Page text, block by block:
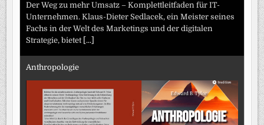
Der Weg zu mehr Umsatz – Komplettleitfaden für IT-
Unternehmen. Klaus-Dieter Sedlacek, ein Meister seines
Fachs in der Welt des Marketings und der digitalen
Strategie, bietet [...]
Anthropologie